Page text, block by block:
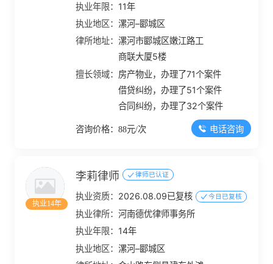
执业年限： 11年
执业地区：漯河–郾城区
律所地址：漯河市郾城区嫩江路工
商联大厦5楼
擅长领域： 房产物业，办理了71个案件
借贷纠纷，办理了51个案件
合同纠纷，办理了32个案件
咨询价格：88元/次 电话咨询
执业14年
李莉律师 律师已认证
执业资质： 2026.08.09已复核 今日已复核
执业律所：河南德优律师事务所
执业年限： 14年
执业地区：漯河–郾城区